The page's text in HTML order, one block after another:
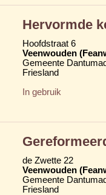
Hervormde
Hoofdstraat 6
Veenwouden
Gemeente
Friesland
In gebruik
de Zwette 22
Veenwouden
Gemeente
Friesland